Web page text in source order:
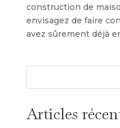
construction de
envisagez de faire
avez sûrement déjà
Articles